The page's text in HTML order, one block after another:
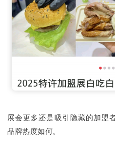
展会更多还是吸引隐藏的加盟
品牌热度如何。